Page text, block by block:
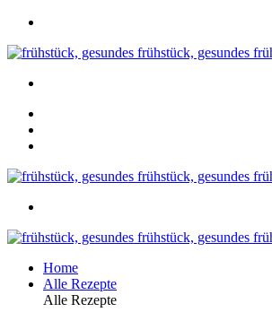
Home
Alle Rezepte
Alle Rezepte